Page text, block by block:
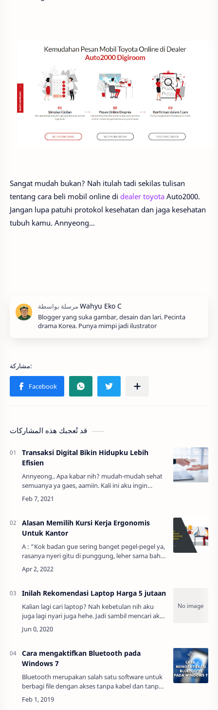
Sangat mudah bukan? Nah itulah tadi sekilas tulisan
tentang cara beli mobil online di dealer toyota Auto2000.
Jangan lupa patuhi protokol kesehatan dan jaga kesehatan
tubuh kamu. Annyeong…
Blogger yang suka gambar, desain dan lari. Pecinta
drama Korea. Punya mimpi jadi ilustrator
قد تُعجبك هذه المشاركات
Transaksi Digital Bikin Hidupku Lebih
Efisien
Annyeong.. Apa kabar nih? mudah-mudah sehat
semuanya ya gaes, aamiin. Kali ini aku ingin
bercerita tentang pengalamanku selama
menggunakan layanan transaksi digital, mungkin
Alasan Memilih Kursi Kerja Ergonomis
Untuk Kantor
A : “Kok badan gue sering banget pegel-pegel ya,
rasanya nyeri gitu di punggung, leher sama bahu
gue”B : “Emang kerjaan lo ngapain aja seharian
ini?”A : “Ya biasalah karyawan kanto…
Inilah Rekomendasi Laptop Harga 5 jutaan
Kalian lagi cari laptop? Nah kebetulan nih aku
juga lagi nyari juga hehe. Jadi sambil mencari aku
juga ingin berbagi informasi yang akan
bermanfaat bagi kalian. Khususnya yang la…
Cara mengaktifkan Bluetooth pada
Windows 7
Bluetooth merupakan salah satu software untuk
berbagi file dengan akses tanpa kabel dan tanpa
internet. Sekarang ini sepertinya hampir semua
gadget pasti memikili bluetooth, seper…